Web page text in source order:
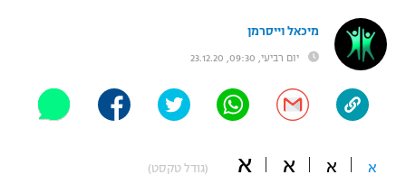
"מעל הליגה" – פודקאסט
"מחצית בשכונה" – פודקאסט
בני יהודה
היאבקות WWE
אופניים
כדורמים
מיכאל וייסרמן
יום רביעי, 09:30, 23.12.20
א א א א (גודל טקסט)